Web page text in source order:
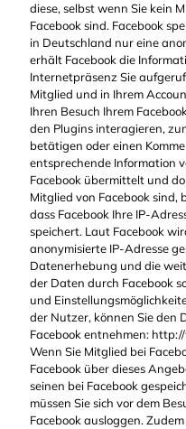
diese, selbst wenn Sie kein
Facebook sind. Facebook
in Deutschland nur eine
erhält Facebook die
Internetpräsenz Sie
Mitglied und in Ihrem
Ihren Besuch Ihrem
den Plugins interagieren,
betätigen oder einen
entsprechende Information
Facebook übermittelt und
Mitglied von Facebook sind,
dass Facebook Ihre IP-
speichert. Laut Facebook
anonymisierte IP-Adresse
Datenerhebung und die
der Daten durch Facebook
und
der Nutzer, können Sie den
Facebook entnehmen:
Wenn Sie Mitglied bei
Facebook über dieses
seinen bei Facebook
müssen Sie sich vor dem
Facebook ausloggen.